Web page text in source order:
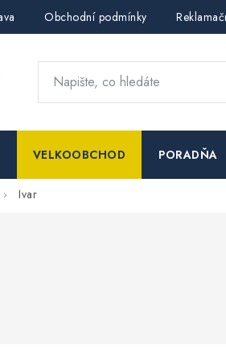
Obchodní podmínky
VELKOOBCHOD PORADŇA
Ivar